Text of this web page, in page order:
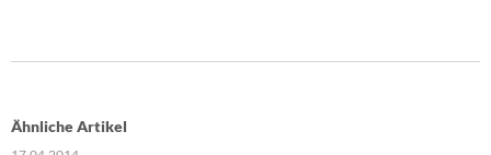
Institut Solidarische Moderne
Ähnliche Artikel